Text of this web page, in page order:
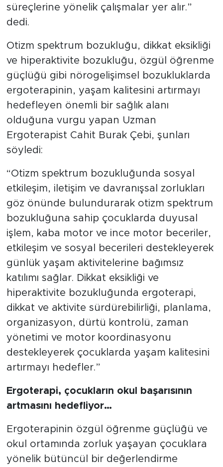
süreçlerine yönelik çalışmalar yer alır.”
dedi.
Otizm spektrum bozukluğu, dikkat eksikliği
ve hiperaktivite bozukluğu, özgül öğrenme
güçlüğü gibi nörogelişimsel bozukluklarda
ergoterapinin, yaşam kalitesini artırmayı
hedefleyen önemli bir sağlık alanı
olduğuna vurgu yapan Uzman
Ergoterapist Cahit Burak Çebi, şunları
söyledi:
“Otizm spektrum bozukluğunda sosyal
etkileşim, iletişim ve davranışsal zorlukları
göz önünde bulundurarak otizm spektrum
bozukluğuna sahip çocuklarda duyusal
işlem, kaba motor ve ince motor beceriler,
etkileşim ve sosyal becerileri destekleyerek
günlük yaşam aktivitelerine bağımsız
katılımı sağlar. Dikkat eksikliği ve
hiperaktivite bozukluğunda ergoterapi,
dikkat ve aktivite sürdürebilirliği, planlama,
organizasyon, dürtü kontrolü, zaman
yönetimi ve motor koordinasyonu
destekleyerek çocuklarda yaşam kalitesini
artırmayı hedefler.”
Ergoterapi, çocukların okul başarısının
artmasını hedefliyor…
Ergoterapinin özgül öğrenme güçlüğü ve
okul ortamında zorluk yaşayan çocuklara
yönelik bütüncül bir değerlendirme